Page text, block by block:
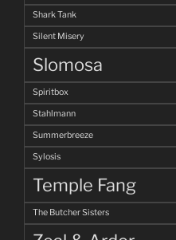
Shark Tank
Silent Misery
Slomosa
Spiritbox
Stahlmann
Summerbreeze
Sylosis
Temple Fang
The Butcher Sisters